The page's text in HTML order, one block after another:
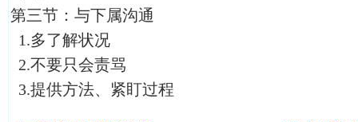
第三节：与下属沟通
1.多了解状况
2.不要只会责骂
3.提供方法、紧盯过程